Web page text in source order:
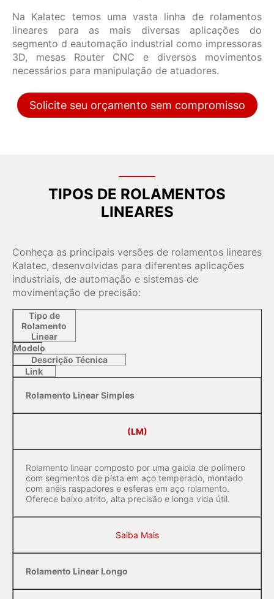
Na Kalatec temos uma vasta linha de rolamentos
lineares para as mais diversas aplicações do
segmento d eautomação industrial como impressoras
3D, mesas Router CNC e diversos movimentos
necessários para manipulação de atuadores.
Solicite seu orçamento sem compromisso
TIPOS DE ROLAMENTOS
LINEARES
Conheça as principais versões de rolamentos lineares
Kalatec, desenvolvidas para diferentes aplicações
industriais, de automação e sistemas de
movimentação de precisão:
Tipo de
Rolamento
Linear
Modelo
Descrição Técnica
Link
Rolamento Linear Simples
(LM)
Rolamento linear composto por uma gaiola de polímero
com segmentos de pista em aço temperado, montado
com anéis raspadores e esferas em aço rolamento.
Oferece baixo atrito, alta precisão e longa vida útil.
Saiba Mais
Rolamento Linear Longo